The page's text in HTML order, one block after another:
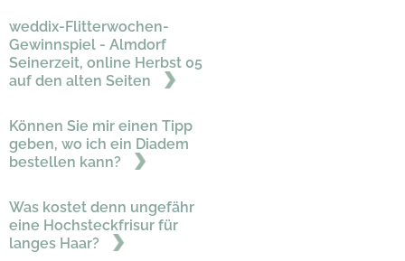
weddix-Flitterwochen-
Gewinnspiel - Almdorf
Seinerzeit, online Herbst 05
auf den alten Seiten
Können Sie mir einen Tipp
geben, wo ich ein Diadem
bestellen kann?
Was kostet denn ungefähr
eine Hochsteckfrisur für
langes Haar?